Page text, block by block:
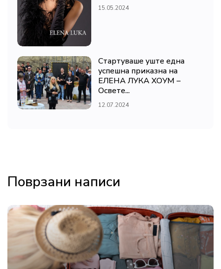
15.05.2024
Стартуваше уште една
успешна приказна на
ЕЛЕНА ЛУКА ХОУМ –
Освете...
12.07.2024
Поврзани написи